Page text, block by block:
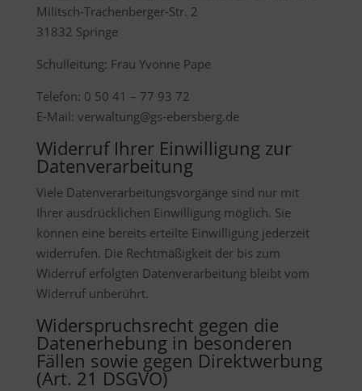
Militsch-Trachenberger-Str. 2
31832 Springe
Schulleitung: Frau Yvonne Pape
Telefon: 0 50 41 – 77 93 72
E-Mail: verwaltung@gs-ebersberg.de
Widerruf Ihrer Einwilligung zur
Datenverarbeitung
Viele Datenverarbeitungsvorgänge sind nur mit
Ihrer ausdrücklichen Einwilligung möglich. Sie
können eine bereits erteilte Einwilligung jederzeit
widerrufen. Die Rechtmäßigkeit der bis zum
Widerruf erfolgten Datenverarbeitung bleibt vom
Widerruf unberührt.
Widerspruchsrecht gegen die
Datenerhebung in besonderen
Fällen sowie gegen Direktwerbung
(Art. 21 DSGVO)